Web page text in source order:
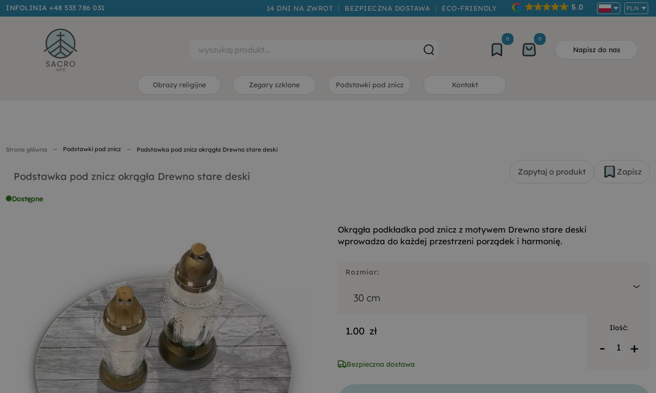
INFOLINIA +48 533 786 031 14 DNI NA ZWROT BEZPIECZNA DOSTAWA ECO-FRIENDLY 5.0 PLN
0 0
Napisz do nas
Obrazy religijne Zegary szklane Podstawki pod znicz Kontakt
Strona główna Podstawki pod znicz Podstawka pod znicz okrągła Drewno stare deski
Podstawka pod znicz okrągła Drewno stare deski
Dostępne
Zapytaj o produkt Zapisz
Okrągła podkładka pod znicz z motywem Drewno stare deski
wprowadza do każdej przestrzeni porządek i harmonię.
Rozmiar:
30 cm
1.00 zł
Bezpieczna dostawa
Ilość:
- +